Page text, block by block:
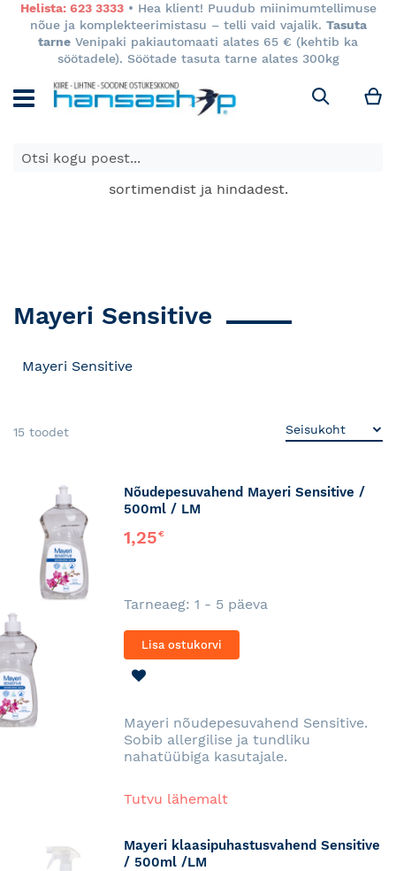
Helista: 623 3333• Hea klient! Puudub miinimumtellimuse
nõue ja komplekteerimistasu – telli vaid vajalik. Tasuta
tarne Venipaki pakiautomaati alates 65 € (kehtib ka
söötadele). Söötade tasuta tarne alates 300kg
Otsi
E-poes kuvatavad toodete hinnad kehtivad ainult e-
poes ja võivad erineda Keila ja Tartu poodide
sortimendist ja hindadest.
Mayeri Sensitive
Mayeri Sensitive
15 toodet
Nõudepesuvahend Mayeri Sensitive /
500ml / LM
1,25€
Tarneaeg: 1 - 5 päeva
Lisa ostukorvi
Mayeri nõudepesuvahend Sensitive.
Sobib allergilise ja tundliku
nahatüübiga kasutajale.
Tutvu lähemalt
Mayeri klaasipuhastusvahend Sensitive
/ 500ml /LM